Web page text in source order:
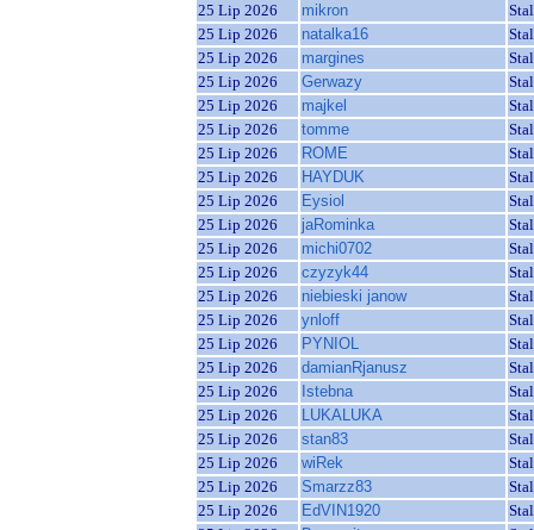
25 Lip 2026
mikron
25 Lip 2026
natalka16
25 Lip 2026
margines
25 Lip 2026
Gerwazy
25 Lip 2026
majkel
25 Lip 2026
tomme
25 Lip 2026
ROME
25 Lip 2026
HAYDUK
25 Lip 2026
Eysiol
25 Lip 2026
jaRominka
25 Lip 2026
michi0702
25 Lip 2026
czyzyk44
25 Lip 2026
niebieski janow
25 Lip 2026
ynloff
25 Lip 2026
PYNIOL
25 Lip 2026
damianRjanusz
25 Lip 2026
Istebna
25 Lip 2026
LUKALUKA
25 Lip 2026
stan83
25 Lip 2026
wiRek
25 Lip 2026
Smarzz83
25 Lip 2026
EdVIN1920